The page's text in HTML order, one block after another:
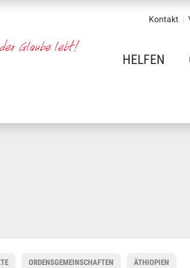
Kontakt
HELFEN
ORDENSGEMEINSCHAFTEN ÄTHIOPIEN